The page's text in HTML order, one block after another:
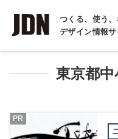
つくる、使う
デザイン情報サ
INTERVIEW
インタビュー
REPORT
コラム
東京都
PR